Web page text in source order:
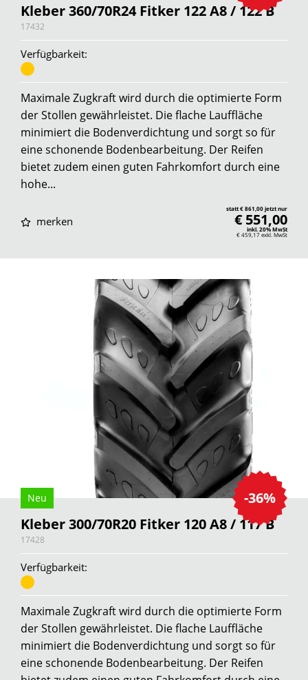
Kleber 360/70R24 Fitker 122 A8 / 122 B
17432
Verfügbarkeit:
Maximale Zugkraft wird durch die optimierte Form
der Stollen gewährleistet. Die flache Lauffläche
minimiert die Bodenverdichtung und sorgt so für
eine schonende Bodenbearbeitung. Der Reifen
bietet zudem einen guten Fahrkomfort durch eine
hohe...
merken
statt € 861,00 jetzt nur
€ 551,00
inkl. 20% MwSt
€ 459,17exkl. MwSt
-36%
Neu
Kleber 300/70R20 Fitker 120 A8 / 117 B
17428
Verfügbarkeit:
Maximale Zugkraft wird durch die optimierte Form
der Stollen gewährleistet. Die flache Lauffläche
minimiert die Bodenverdichtung und sorgt so für
eine schonende Bodenbearbeitung. Der Reifen